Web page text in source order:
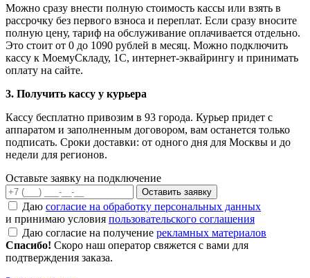
Можно сразу внести полную стоимость кассы или взять в
рассрочку без первого взноса и переплат. Если сразу вносите
полную цену, тариф на обслуживание оплачивается отдельно.
Это стоит от 0 до 1090 рублей в месяц. Можно подключить
кассу к МоемуСкладу, 1С, интернет-эквайрингу и принимать
оплату на сайте.
3. Получить кассу у курьера
Кассу бесплатно привозим в 93 города. Курьер придет с
аппаратом и заполненным договором, вам останется только
подписать. Сроки доставки: от одного дня для Москвы и до
недели для регионов.
Оставьте заявку на подключение
Оставить заявку
Даю согласие на обработку персональных данных
и принимаю условия пользовательского соглашения
Даю согласие на получение рекламных материалов
Спасибо! Скоро наш оператор свяжется с вами для
подтверждения заказа.